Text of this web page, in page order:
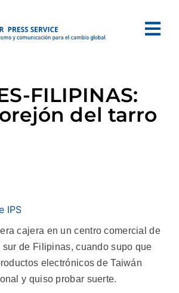
FILIPINAS:
del tarro
IPS
cajera en un centro comercial de
sur de Filipinas, cuando supo que
electrónicos de Taiwán
y quiso probar suerte.